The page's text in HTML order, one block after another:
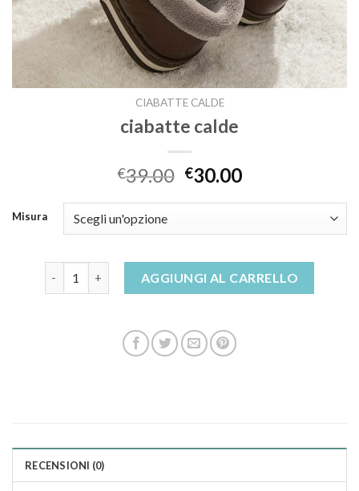
CIABATTE CALDE
ciabatte calde
€39.00 €30.00
Misura
AGGIUNGI AL CARRELLO
RECENSIONI (0)